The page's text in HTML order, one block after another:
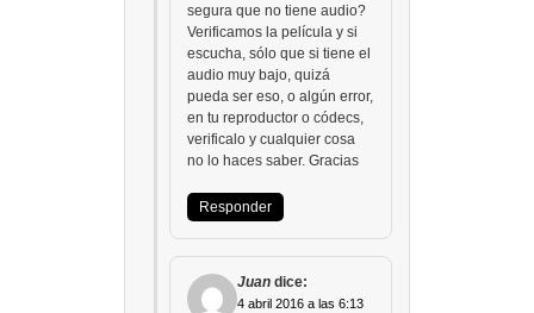
segura que no tiene audio?
Verificamos la película y si
escucha, sólo que si tiene el
audio muy bajo, quizá
pueda ser eso, o algún error,
en tu reproductor o códecs,
verificalo y cualquier cosa
no lo haces saber. Gracias
Responder
Juan dice:
4 abril 2016 a las 6:13